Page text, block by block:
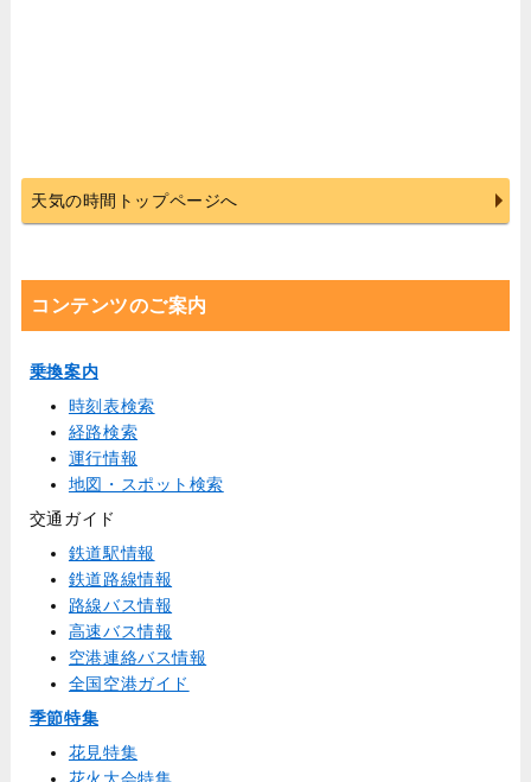
天気の時間トップページへ
コンテンツのご案内
乗換案内
時刻表検索
経路検索
運行情報
地図・スポット検索
交通ガイド
鉄道駅情報
鉄道路線情報
路線バス情報
高速バス情報
空港連絡バス情報
全国空港ガイド
季節特集
花見特集